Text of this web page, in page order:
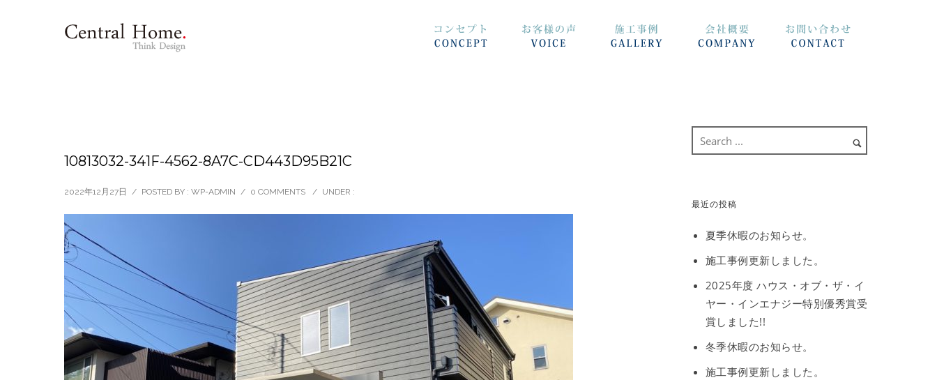
10813032-341F-4562-8A7C-CD443D95B21C
2022年12月27日 / POSTED BY : WP-ADMIN / 0 COMMENTS / UNDER :
最近の投稿
夏季休暇のお知らせ。
施工事例更新しました。
2025年度 ハウス・オブ・ザ・イ
ヤー・インエナジー特別優秀賞受
賞しました!!
冬季休暇のお知らせ。
施工事例更新しました。